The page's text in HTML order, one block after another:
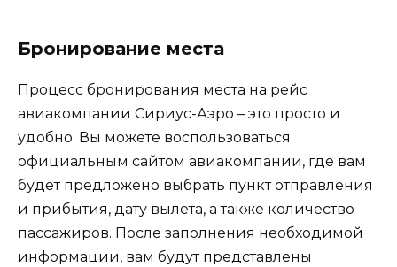
Бронирование места
Процесс бронирования места на рейс
авиакомпании Сириус-Аэро – это просто и
удобно. Вы можете воспользоваться
официальным сайтом авиакомпании, где вам
будет предложено выбрать пункт отправления
и прибытия, дату вылета, а также количество
пассажиров. После заполнения необходимой
информации, вам будут представлены